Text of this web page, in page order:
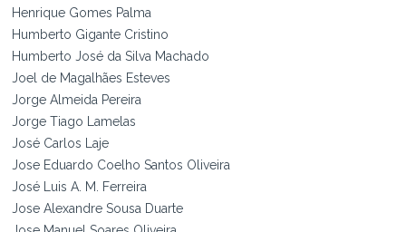
Henrique Gomes Palma
Humberto Gigante Cristino
Humberto José da Silva Machado
Joel de Magalhães Esteves
Jorge Almeida Pereira
Jorge Tiago Lamelas
José Carlos Laje
Jose Eduardo Coelho Santos Oliveira
José Luis A. M. Ferreira
Jose Alexandre Sousa Duarte